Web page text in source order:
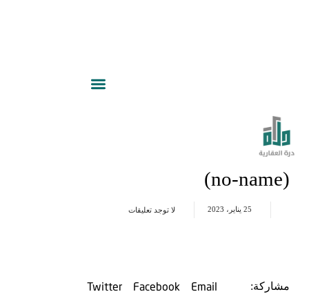
(no-name)
25 يناير، 2023 لا توجد تعليقات
مشاركة: Email
Facebook
Twitter